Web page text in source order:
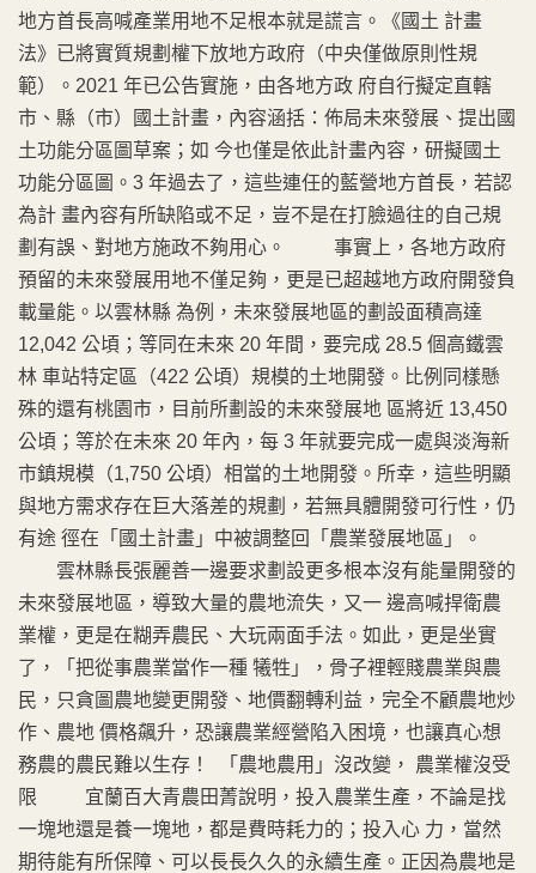
地方首長高喊產業用地不足根本就是謊言。《國土 計畫
法》已將實質規劃權下放地方政府（中央僅做原則性規
範）。2021 年已公告實施，由各地方政 府自行擬定直轄
市、縣（市）國土計畫，內容涵括：佈局未來發展、提出國
土功能分區圖草案；如 今也僅是依此計畫內容，研擬國土
功能分區圖。3 年過去了，這些連任的藍營地方首長，若認
為計 畫內容有所缺陷或不足，豈不是在打臉過往的自己規
劃有誤、對地方施政不夠用心。 事實上，各地方政府
預留的未來發展用地不僅足夠，更是已超越地方政府開發負
載量能。以雲林縣 為例，未來發展地區的劃設面積高達
12,042 公頃；等同在未來 20 年間，要完成 28.5 個高鐵雲
林 車站特定區（422 公頃）規模的土地開發。比例同樣懸
殊的還有桃園市，目前所劃設的未來發展地 區將近 13,450
公頃；等於在未來 20 年內，每 3 年就要完成一處與淡海新
市鎮規模（1,750 公頃）相當的土地開發。所幸，這些明顯
與地方需求存在巨大落差的規劃，若無具體開發可行性，仍
有途 徑在「國土計畫」中被調整回「農業發展地區」。
雲林縣長張麗善一邊要求劃設更多根本沒有能量開發的
未來發展地區，導致大量的農地流失，又一 邊高喊捍衛農
業權，更是在糊弄農民、大玩兩面手法。如此，更是坐實
了，「把從事農業當作一種 犧牲」，骨子裡輕賤農業與農
民，只貪圖農地變更開發、地價翻轉利益，完全不顧農地炒
作、農地 價格飆升，恐讓農業經營陷入困境，也讓真心想
務農的農民難以生存！ 「農地農用」沒改變， 農業權沒受
限 宜蘭百大青農田菁說明，投入農業生產，不論是找
一塊地還是養一塊地，都是費時耗力的；投入心 力，當然
期待能有所保障、可以長長久久的永續生產。正因為農地是